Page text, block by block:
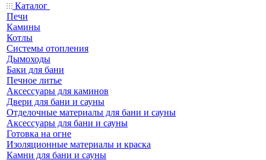
Каталог
Печи
Камины
Котлы
Системы отопления
Дымоходы
Баки для бани
Печное литье
Аксессуары для каминов
Двери для бани и сауны
Отделочные материалы для бани и сауны
Аксессуары для бани и сауны
Готовка на огне
Изоляционные материалы и краска
Камни для бани и сауны